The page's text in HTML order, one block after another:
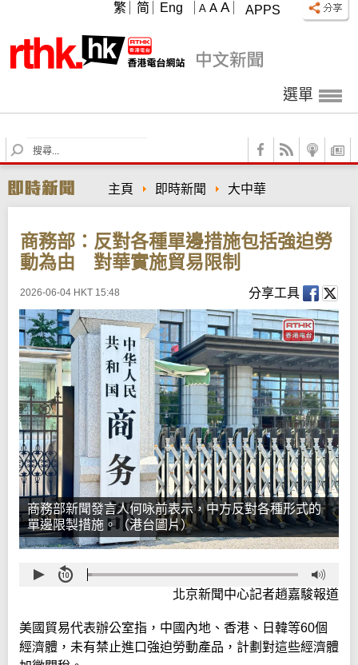
APPS
A A A
繁 简 Eng
選單
S
e
r
c
主頁 即時新聞 大中華
商務部：反對各種單邊措施包括強迫勞
動為由 對華實施貿易限制
2026-06-04 HKT 15:48 分享工具
商務部新聞發言人何咏前表示，中方反對各種形式的
單邊限製措施。（港台圖片）
北京新聞中心記者趙嘉駿報道
美國貿易代表辦公室指，中國內地、香港、日韓等60個
經濟體，未有禁止進口強迫勞動產品，計劃對這些經濟體